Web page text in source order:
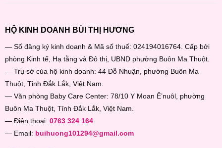
HỘ KINH DOANH BÙI THỊ HƯƠNG
— Số đăng ký kinh doanh & Mã số thuế: 024194016764. Cấp bởi
phòng Kinh tế, Hạ tằng và Đô thị, UBND phường Buôn Ma Thuột.
— Trụ sở của hộ kinh doanh: 44 Đỗ Nhuận, phường Buôn Ma
Thuột, Tỉnh Đắk Lắk, Việt Nam.
— Văn phòng Baby Care Center: 78/10 Y Moan Ê’nuôl, phường
Buôn Ma Thuột, Tỉnh Đắk Lắk, Việt Nam.
— Điện thoại: 0763 324 164
— Email: buihuong101294@gmail.com